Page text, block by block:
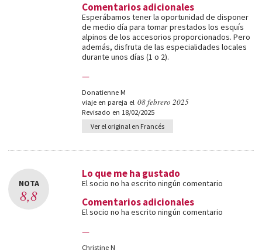
Comentarios adicionales
Esperábamos tener la oportunidad de disponer
de medio día para tomar prestados los esquís
alpinos de los accesorios proporcionados. Pero
además, disfruta de las especialidades locales
durante unos días (1 o 2).
—
Donatienne M
viaje en pareja el 08 febrero 2025
Revisado en 18/02/2025
Ver el original en Francés
NOTA
8,8
Lo que me ha gustado
El socio no ha escrito ningún comentario
Comentarios adicionales
El socio no ha escrito ningún comentario
—
Christine N